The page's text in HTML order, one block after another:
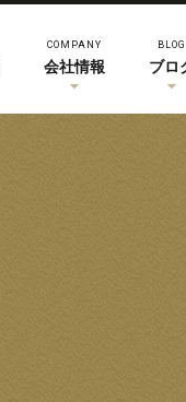
COMPANY
会社情報
BLOG
ブロ